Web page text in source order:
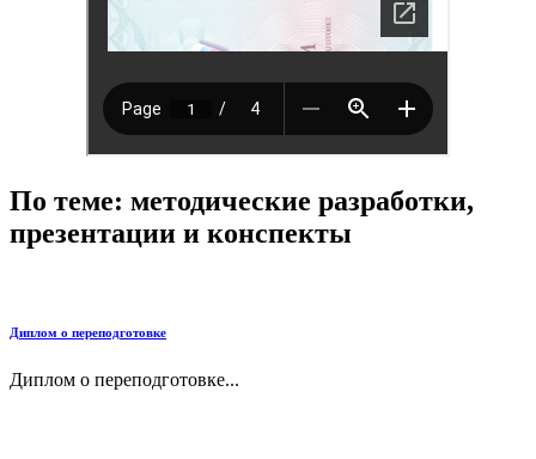
По теме: методические разработки,
презентации и конспекты
Диплом о переподготовке
Диплом о переподготовке...